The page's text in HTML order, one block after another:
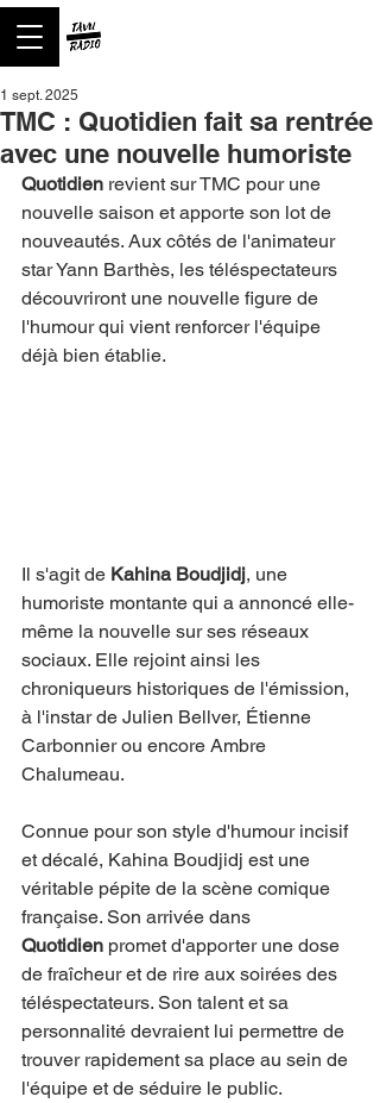
TMC : Quotidien fait sa rentrée
avec une nouvelle humoriste
1 sept. 2025
Quotidien revient sur TMC pour une
nouvelle saison et apporte son lot de
nouveautés. Aux côtés de l'animateur
star Yann Barthès, les téléspectateurs
découvriront une nouvelle figure de
l'humour qui vient renforcer l'équipe
déjà bien établie.
Il s'agit de Kahina Boudjidj, une
humoriste montante qui a annoncé elle-
même la nouvelle sur ses réseaux
sociaux. Elle rejoint ainsi les
chroniqueurs historiques de l'émission,
à l'instar de Julien Bellver, Étienne
Carbonnier ou encore Ambre
Chalumeau.
Connue pour son style d'humour incisif
et décalé, Kahina Boudjidj est une
véritable pépite de la scène comique
française. Son arrivée dans
Quotidien promet d'apporter une dose
de fraîcheur et de rire aux soirées des
téléspectateurs. Son talent et sa
personnalité devraient lui permettre de
trouver rapidement sa place au sein de
l'équipe et de séduire le public.